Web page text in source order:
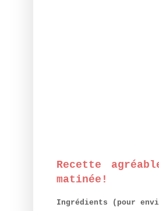
Recette
matinée!
Ingrédients (pour